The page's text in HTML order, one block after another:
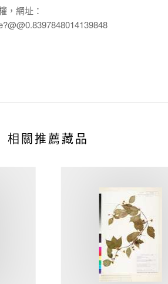
，網址：
相關推薦藏品